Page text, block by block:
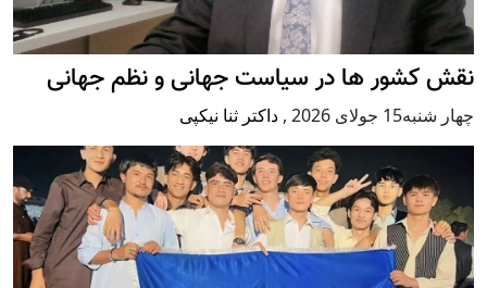
نقش کشور ها در سیاست جهانی و نظم جهانی
چهار شنبه15 جولای 2026 , داکتر ثنا نیکپی